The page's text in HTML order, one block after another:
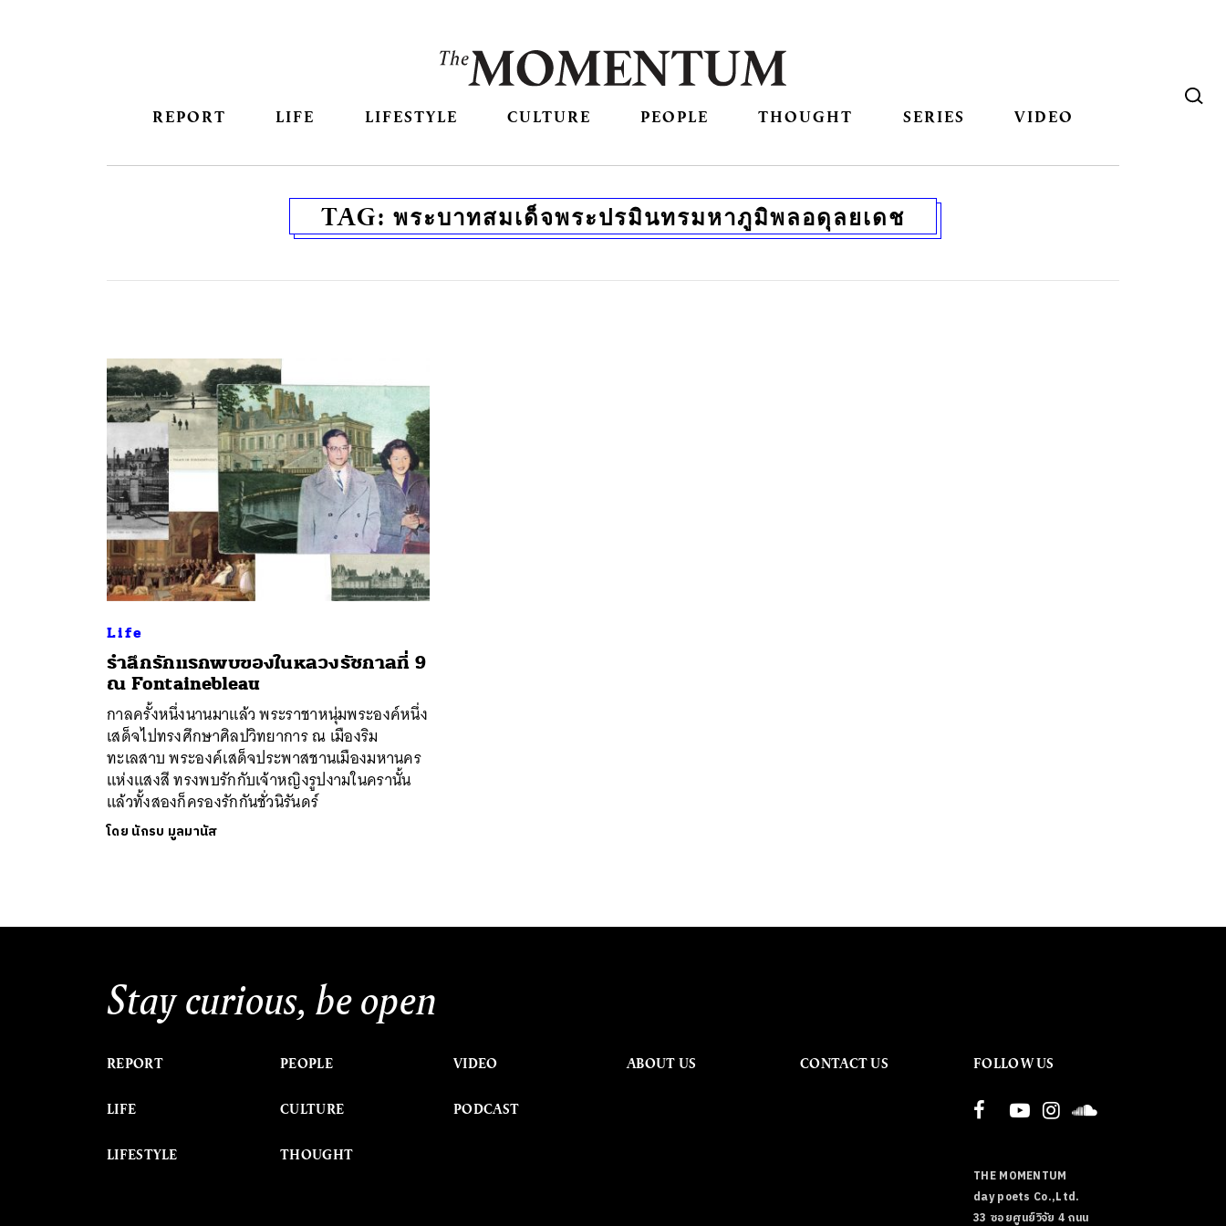
REPORT LIFE LIFESTYLE CULTURE PEOPLE THOUGHT SERIES VIDEO
TAG: พระบาทสมเด็จพระปรมินทรมหาภูมิพลอดุลยเดช
Life
รำลึกรักแรกพบของในหลวงรัชกาลที่ 9
ณ Fontainebleau
กาลครั้งหนึ่งนานมาแล้ว พระราชาหนุ่มพระองค์หนึ่ง
เสด็จไปทรงศึกษาศิลปวิทยาการ ณ เมืองริม
ทะเลสาบ พระองค์เสด็จประพาสชานเมืองมหานคร
แห่งแสงสี ทรงพบรักกับเจ้าหญิงรูปงามในครานั้น
แล้วทั้งสองก็ครองรักกันชั่วนิรันดร์
โดย นักรบ มูลมานัส
Stay curious, be open
REPORT
LIFE
LIFESTYLE
PEOPLE
CULTURE
THOUGHT
VIDEO
PODCAST
ABOUT US CONTACT US FOLLOW US
THE MOMENTUM
day poets Co.,Ltd.
33 ซอยศูนย์วิจัย 4 ถนน
ค้นหา